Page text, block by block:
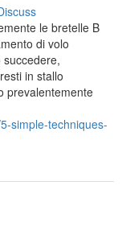
le bretelle B
di volo
in stallo
prevalentemente
simple-techniques-